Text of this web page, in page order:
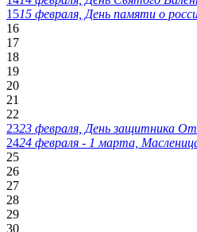
1515 февраля, День памяти о
16
17
18
19
20
21
22
2323 февраля, День защитника
2424 февраля - 1 марта,
25
26
27
28
29
30